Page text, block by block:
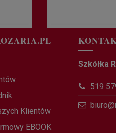
Klientów
EBOOK
Szkółka
519